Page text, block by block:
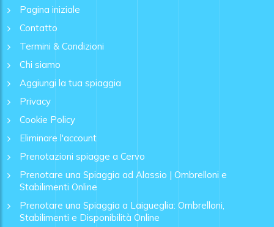
Pagina iniziale
Contatto
Termini & Condizioni
Chi siamo
Aggiungi la tua spiaggia
Privacy
Cookie Policy
Eliminare l'account
Prenotazioni spiagge a Cervo
Prenotare una Spiaggia ad Alassio | Ombrelloni e
Stabilimenti Online
Prenotare una Spiaggia a Laigueglia: Ombrelloni,
Stabilimenti e Disponibilità Online